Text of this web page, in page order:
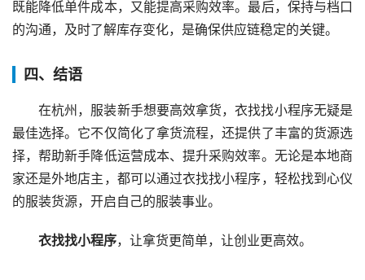
既能降低单件成本，又能提高采购效率。最后，保持与档口
的沟通，及时了解库存变化，是确保供应链稳定的关键。
四、结语
在杭州，服装新手想要高效拿货，衣找找小程序无疑是
最佳选择。它不仅简化了拿货流程，还提供了丰富的货源选
择，帮助新手降低运营成本、提升采购效率。无论是本地商
家还是外地店主，都可以通过衣找找小程序，轻松找到心仪
的服装货源，开启自己的服装事业。
衣找找小程序，让拿货更简单，让创业更高效。